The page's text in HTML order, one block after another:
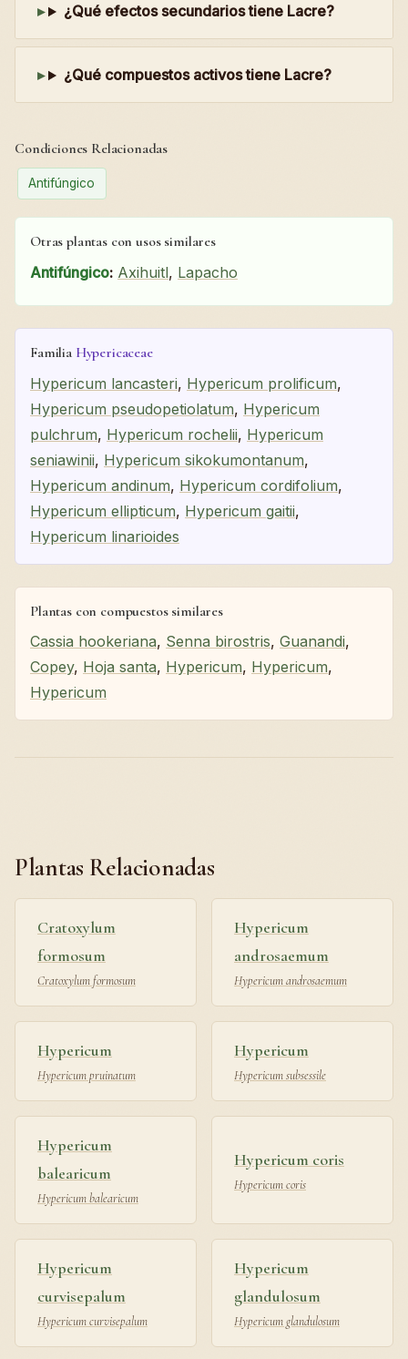
¿Qué efectos secundarios tiene Lacre?
¿Qué compuestos activos tiene Lacre?
Condiciones Relacionadas
Antifúngico
Otras plantas con usos similares
Antifúngico: Axihuitl, Lapacho
Familia Hypericaceae
Hypericum lancasteri, Hypericum prolificum,
Hypericum pseudopetiolatum, Hypericum
pulchrum, Hypericum rochelii, Hypericum
seniawinii, Hypericum sikokumontanum,
Hypericum andinum, Hypericum cordifolium,
Hypericum ellipticum, Hypericum gaitii,
Hypericum linarioides
Plantas con compuestos similares
Cassia hookeriana, Senna birostris, Guanandi,
Copey, Hoja santa, Hypericum, Hypericum,
Hypericum
Plantas Relacionadas
Cratoxylum
formosum
Cratoxylum formosum
Hypericum
androsaemum
Hypericum androsaemum
Hypericum
Hypericum pruinatum
Hypericum
Hypericum subsessile
Hypericum
balearicum
Hypericum balearicum
Hypericum coris
Hypericum coris
Hypericum
curvisepalum
Hypericum curvisepalum
Hypericum
glandulosum
Hypericum glandulosum